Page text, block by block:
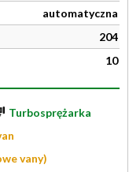
automatyczna
204
10
Turbosprężarka
vany)